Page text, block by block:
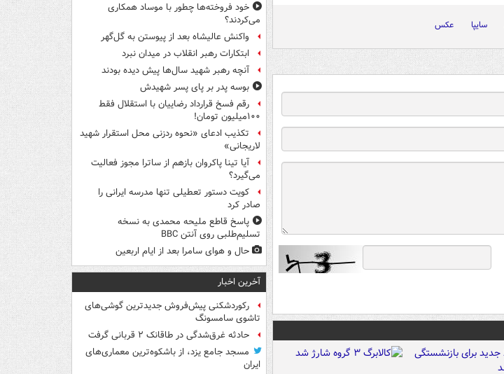
سایپا عکس
خود فروخته‌ها چطور با موساد همکاری
می‌کردند؟
واکنش عالیشاه بعد از پیوستن به گل‌گهر
ابتکارات رهبر انقلاب در میدان نبرد
آنچه رهبر شهید سال‌ها پیش دیده بودند
بوسه‌ پدر بر پای پسر شهیدش
رقم فسخ قرارداد رضاییان با استقلال فقط
۱۰۰میلیون تومان!
تکذیب ادعای «نحوه ردزنی محل استقرار شهید
لاریجانی»
آیا تینا پاکروان بازهم از ساترا مجوز فعالیت
می‌گیرد؟
کویت دستور تعطیلی تنها مدرسه ایرانی را
صادر کرد
پاسخ قاطع ملیحه محمدی به نسخه
تسلیم‌طلبی روی آنتن BBC
حال و هوای سامرا بعد از ایام اربعین
آخرین اخبار
رکوردشکنی پیش‌فروش جدیدترین گوشی‌های
تاشوی سامسونگ
حادثه غرق‌شدگی در طاقانک ۲ قربانی گرفت
مسجد جامع یزد، از باشکوه‌ترین معماری‌های
ایران